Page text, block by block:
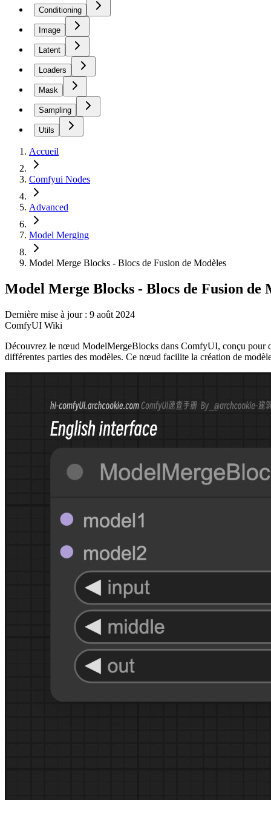
Conditioning
Image
Latent
Loaders
Mask
Sampling
Utils
Accueil
Comfyui Nodes
Advanced
Model Merging
Model Merge Blocks - Blocs de Fusion de Modèles
Model Merge Blocks - Blocs de Fusion de
Dernière mise à jour : 9 août 2024
ComfyUI Wiki
Découvrez le nœud ModelMergeBlocks dans ComfyUI, conçu pour
différentes parties des modèles. Ce nœud facilite la création de